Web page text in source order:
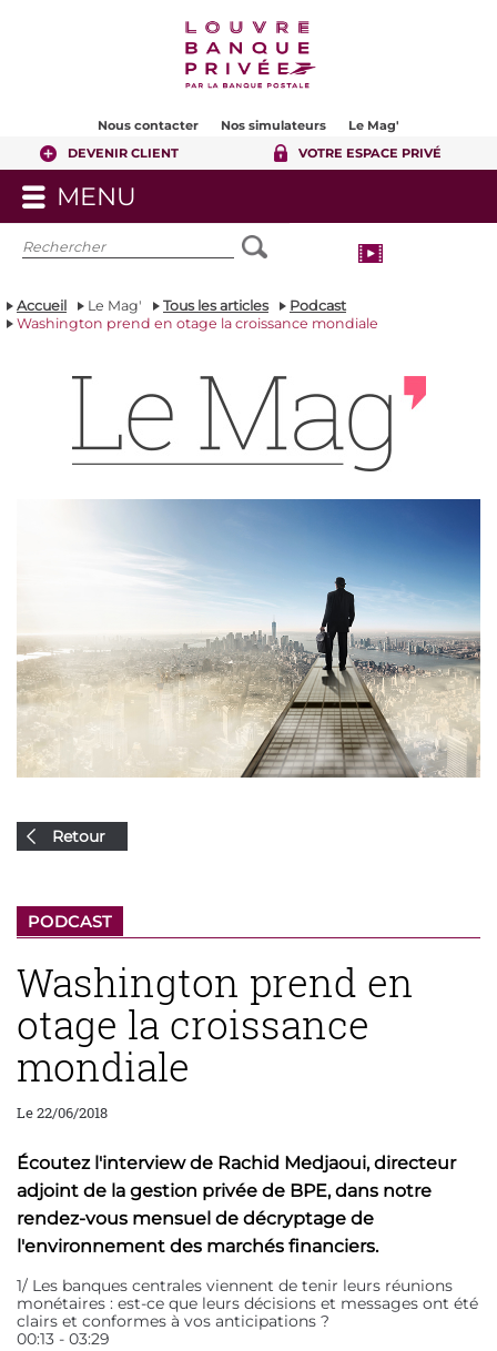
Nous contacter Nos simulateurs
Le Mag'
DEVENIR CLIENT
VOTRE ESPACE PRIVÉ
MENU
LE
MENU
Accueil Le Mag' Tous les articles
Podcast
Washington prend en otage la croissance mondiale
Retour
PODCAST
Washington prend en
otage la croissance
mondiale
Le 22/06/2018
Écoutez l'interview de Rachid Medjaoui, directeur
adjoint de la gestion privée de BPE, dans notre
rendez-vous mensuel de décryptage de
l'environnement des marchés financiers.
1/ Les banques centrales viennent de tenir leurs réunions
monétaires : est-ce que leurs décisions et messages ont été
clairs et conformes à vos anticipations ?
00:13 - 03:29